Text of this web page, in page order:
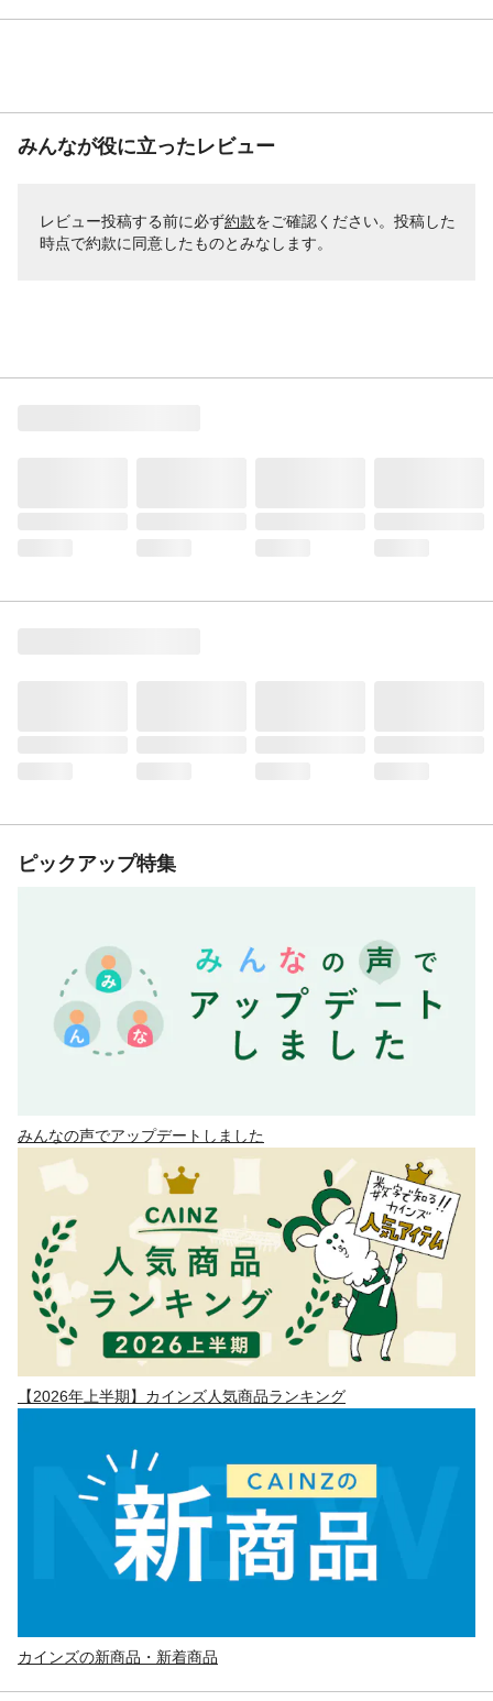
みんなが役に立ったレビュー
レビュー投稿する前に必ず約款をご確認ください。投稿した
時点で約款に同意したものとみなします。
ピックアップ特集
みんなの声でアップデートしました
【2026年上半期】カインズ人気商品ランキング
カインズの新商品・新着商品